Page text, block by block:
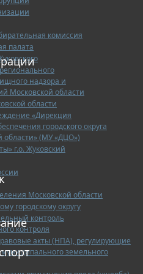
комиссия
палата
надзора и
Московской области
области
«Дирекция
городского округа
области» (МУ «ДЦО»)
г.о. Жуковский
Московской области
городскому округу
контроль
контроля
акты (НПА), регулирующие
земельного